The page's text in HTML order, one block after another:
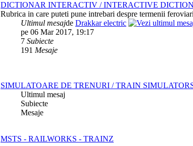
DICTIONAR INTERACTIV / INTERACTIVE
Rubrica in care puteti pune intrebari despre termenii
Ultimul mesajde Drakkar electric
pe 06 Mar 2017, 19:17
7 Subiecte
191 Mesaje
SIMULATOARE DE TRENURI / TRAIN
Ultimul mesaj
Subiecte
Mesaje
MSTS - RAILWORKS - TRAINZ